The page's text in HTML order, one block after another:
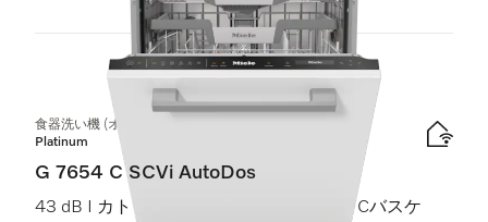
19 製品
食器洗い機 (オールドア材取付専用タイプ)
Platinum
G 7654 C SCVi AutoDos
43 dB I カトラリートレイ I ExtraComfort Cバスケ